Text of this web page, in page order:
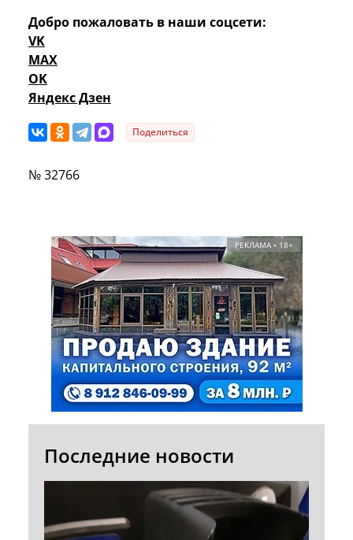
Добро пожаловать в наши соцсети:
VK
MAX
OK
Яндекс Дзен
Поделиться
№ 32766
РЕКЛАМА • 18+
Последние новости